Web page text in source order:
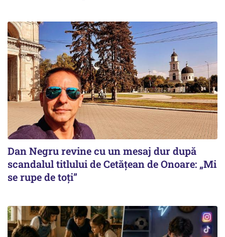
Dan Negru revine cu un mesaj dur după
scandalul titlului de Cetățean de Onoare: „Mi
se rupe de toți”